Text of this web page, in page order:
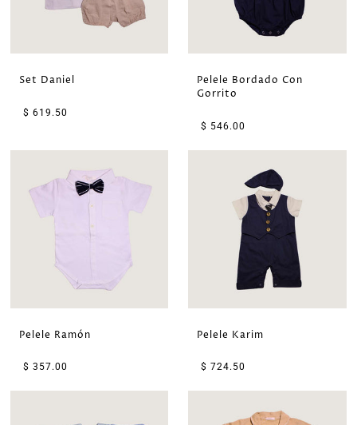
Set Daniel
$ 619.50
Pelele Bordado Con
Gorrito
$ 546.00
Pelele Ramón
$ 357.00
Pelele Karim
$ 724.50